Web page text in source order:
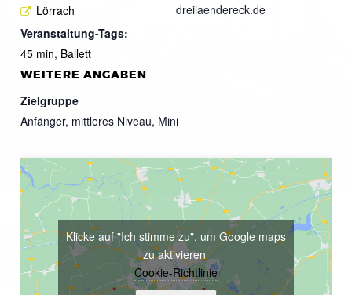
Lörrach
Veranstaltung-Tags:
45 min, Ballett
dreilaendereck.de
WEITERE ANGABEN
Zielgruppe
Anfänger, mittleres Niveau, Mini
Klicke auf "Ich stimme zu", um Google maps
zu aktivieren
Cookie-Richtlinie